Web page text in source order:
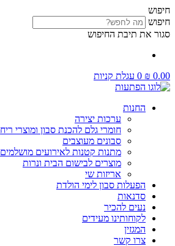
דלג
לתוכן
חיפוש
חיפוש
סגור את תיבת החיפוש
₪ 0.00
0 עגלת קניות
החנות
ערכות יצירה
חומרי גלם להכנת סבון ומוצרי ריח
סבונים מעוצבים
מתנות קטנות לאירועים מושלמים
מוצרים לבישום הבית ונרות
אריזות שי
הפעלות סבון לימי הולדת
סדנאות
נעים להכיר
לקוחותינו מעידים
המגזין
צרו קשר